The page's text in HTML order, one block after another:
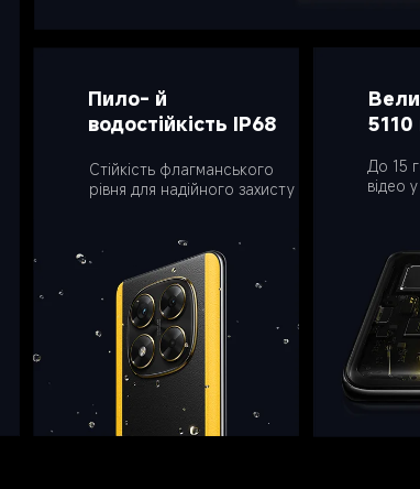
Пило- й
водостійкість IP68
Стійкість флагманського
рівня для надійного захисту
До 15
відео